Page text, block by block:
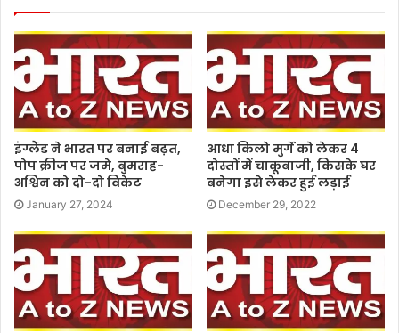
इंग्लैंड ने भारत पर बनाई बढ़त,
पोप क्रीज पर जमे, बुमराह-
अश्विन को दो-दो विकेट
January 27, 2024
आधा किलो मुर्गे को लेकर 4
दोस्तों में चाकूबाजी, किसके घर
बनेगा इसे लेकर हुई लड़ाई
December 29, 2022